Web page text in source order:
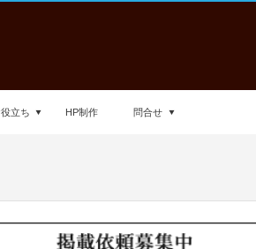
立ち HP制作 問合せ